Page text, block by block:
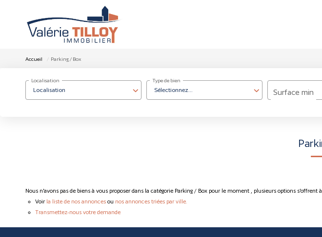
Accueil Parking / Box
Localisation
Localisation
Sélectionnez...
Type de bien
Surface min
Nous n'avons pas de biens à vous proposer dans la catégorie Parking / Box pour le moment , plusieurs options s'offrent
Voir la liste de nos annonces ou nos annonces triées par ville.
Transmettez-nous votre demande